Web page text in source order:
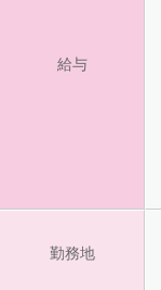
給与
勤務地